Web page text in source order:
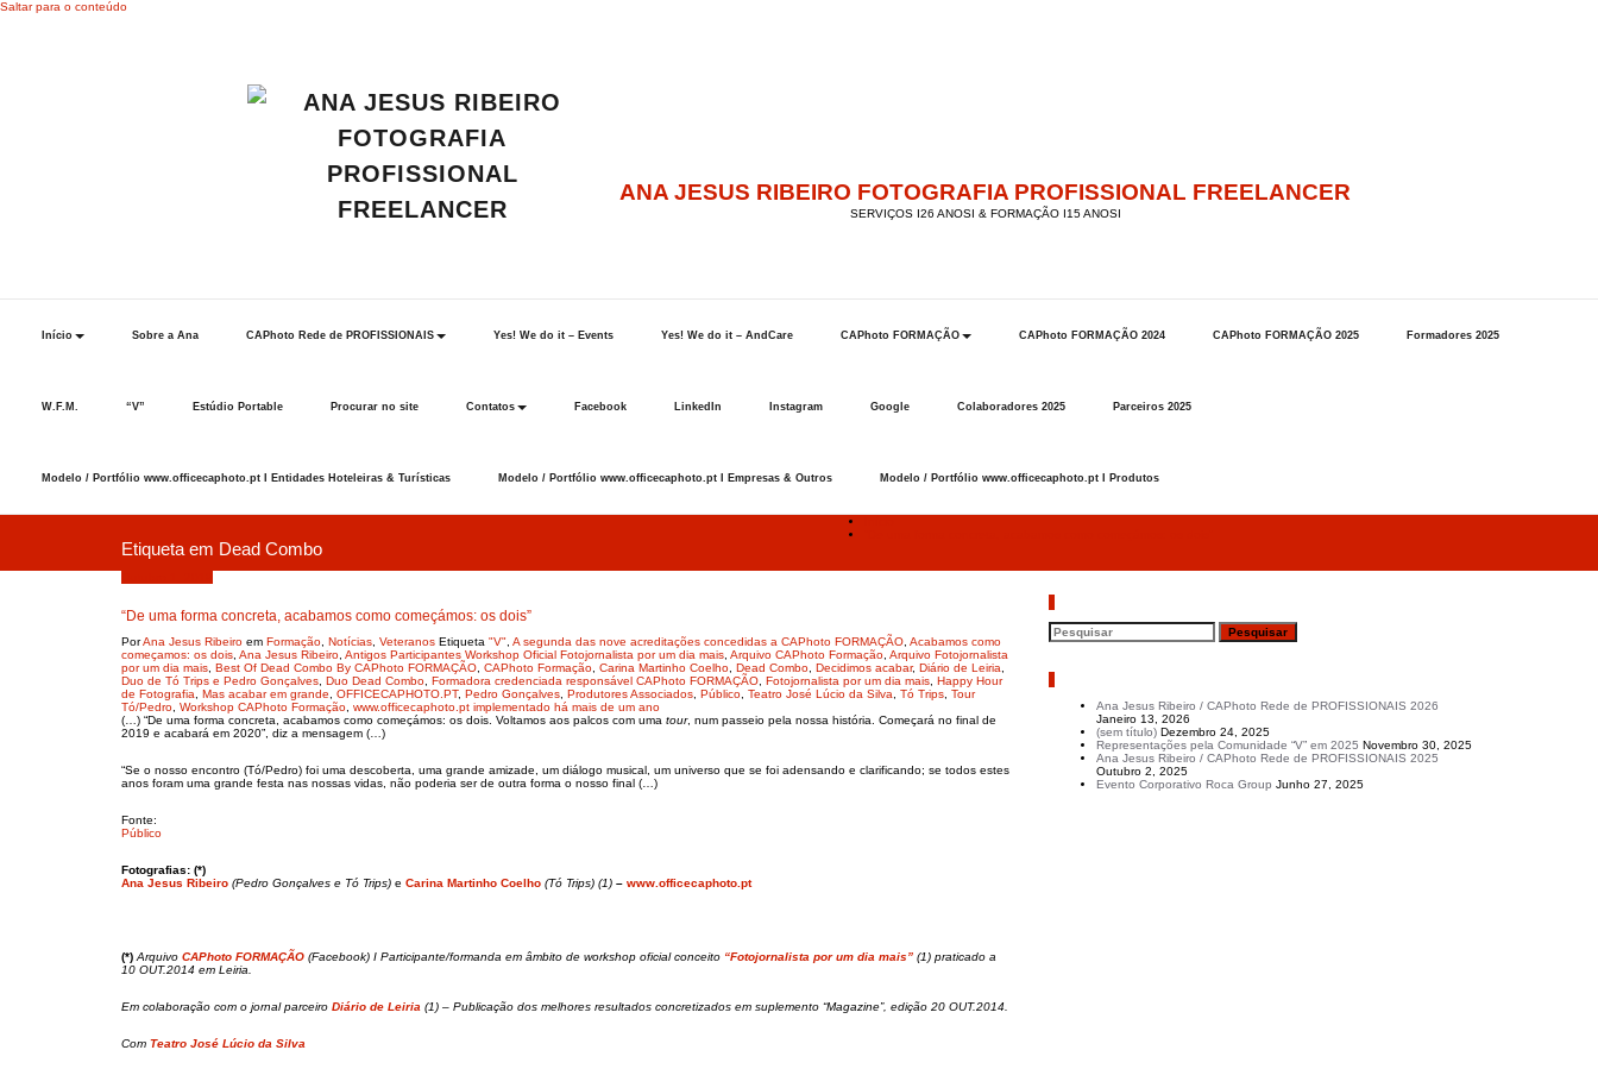
Saltar para o conteúdo
ANA JESUS RIBEIRO FOTOGRAFIA PROFISSIONAL FREELANCER
SERVIÇOS I26 ANOSI & FORMAÇÃO I15 ANOSI
Início Sobre a Ana CAPhoto Rede de PROFISSIONAIS Yes! We do it – Events Yes! We do it – AndCare CAPhoto FORMAÇÃO CAPhoto FORMAÇÃO 2024 CAPhoto FORMAÇÃO 2025 Formadores 2025
W.F.M. “V” Estúdio Portable Procurar no site Contatos Facebook LinkedIn Instagram Google Colaboradores 2025 Parceiros 2025
Modelo / Portfólio www.officecaphoto.pt I Entidades Hoteleiras & Turísticas Modelo / Portfólio www.officecaphoto.pt I Empresas & Outros Modelo / Portfólio www.officecaphoto.pt I Produtos
Etiqueta em Dead Combo
“De uma forma concreta, acabamos como começámos: os dois”
PorAna Jesus Ribeiro em Formação Notícias Veteranos Etiqueta "V" A segunda das nove acreditações concedidas a CAPhoto FORMAÇÃO Acabamos como
começamos: os dois Ana Jesus Ribeiro Antigos Participantes Workshop Oficial Fotojornalista por um dia mais Arquivo CAPhoto Formação Arquivo Fotojornalista
por um dia mais Best Of Dead Combo By CAPhoto FORMAÇÃO CAPhoto Formação Carina Martinho Coelho Dead Combo Decidimos acabar, Diário de Leiria
Duo de Tó Trips e Pedro Gonçalves Duo Dead Combo Formadora credenciada responsável CAPhoto FORMAÇÃO Fotojornalista por um dia mais Happy Hour
de Fotografia
Mas acabar em grande OFFICECAPHOTO.PT, Pedro Gonçalves Produtores Associados Público Teatro José Lúcio da Silva Tó Trips Tour
Tó/Pedro Workshop CAPhoto Formação www.officecaphoto.pt implementado há mais de um ano
(…) “De uma forma concreta, acabamos como começámos: os dois. Voltamos aos palcos com uma tour, num passeio pela nossa história. Começará no final de
2019 e acabará em 2020”, diz a mensagem (…)
“Se o nosso encontro (Tó/Pedro) foi uma descoberta, uma grande amizade, um diálogo musical, um universo que se foi adensando e clarificando; se todos estes
anos foram uma grande festa nas nossas vidas, não poderia ser de outra forma o nosso final (…)
Fonte:
Público
Fotografias: (*)
Ana Jesus Ribeiro (Pedro Gonçalves e Tó Trips) e Carina Martinho Coelho (Tó Trips) (1) – www.officecaphoto.pt
(*) Arquivo CAPhoto FORMAÇÃO (Facebook) I Participante/formanda em âmbito de workshop oficial conceito “Fotojornalista por um dia mais” (1) praticado a
10 OUT.2014 em Leiria.
Em colaboração com o jornal parceiro Diário de Leiria (1) – Publicação dos melhores resultados concretizados em suplemento “Magazine”, edição 20 OUT.2014.
Com Teatro José Lúcio da Silva
Ana Jesus Ribeiro / CAPhoto Rede de PROFISSIONAIS 2026
Janeiro 13, 2026
(sem título) Dezembro 24, 2025
Representações pela Comunidade “V” em 2025 Novembro 30, 2025
Ana Jesus Ribeiro / CAPhoto Rede de PROFISSIONAIS 2025
Outubro 2, 2025
Evento Corporativo Roca Group Junho 27, 2025